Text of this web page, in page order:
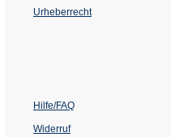
Urheberrecht
Hilfe/FAQ
Widerruf